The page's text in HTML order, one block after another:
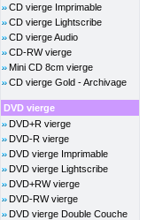
CD vierge Imprimable
CD vierge Lightscribe
CD vierge Audio
CD-RW vierge
Mini CD 8cm vierge
CD vierge Gold - Archivage
DVD vierge
DVD+R vierge
DVD-R vierge
DVD vierge Imprimable
DVD vierge Lightscribe
DVD+RW vierge
DVD-RW vierge
DVD vierge Double Couche